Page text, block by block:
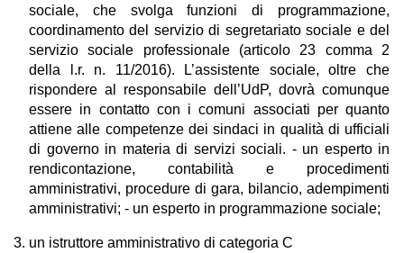
sociale, che svolga funzioni di programmazione,
coordinamento del servizio di segretariato sociale e del
servizio sociale professionale (articolo 23 comma 2
della l.r. n. 11/2016). L’assistente sociale, oltre che
rispondere al responsabile dell’UdP, dovrà comunque
essere in contatto con i comuni associati per quanto
attiene alle competenze dei sindaci in qualità di ufficiali
di governo in materia di servizi sociali. - un esperto in
rendicontazione, contabilità e procedimenti
amministrativi, procedure di gara, bilancio, adempimenti
amministrativi; - un esperto in programmazione sociale;
un istruttore amministrativo di categoria C